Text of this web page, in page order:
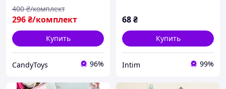
296₴/комплект
400 ₴/комплект
Купить
CandyToys 96%
68₴
Купить
Intim 99%